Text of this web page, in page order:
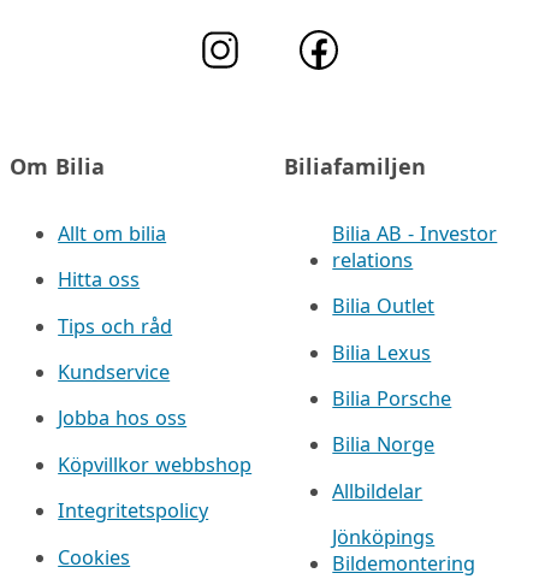
Om Bilia
Allt om bilia
Hitta oss
Tips och råd
Kundservice
Jobba hos oss
Köpvillkor webbshop
Integritetspolicy
Cookies
Biliafamiljen
Bilia AB - Investor
relations
Bilia Outlet
Bilia Lexus
Bilia Porsche
Bilia Norge
Allbildelar
Jönköpings
Bildemontering